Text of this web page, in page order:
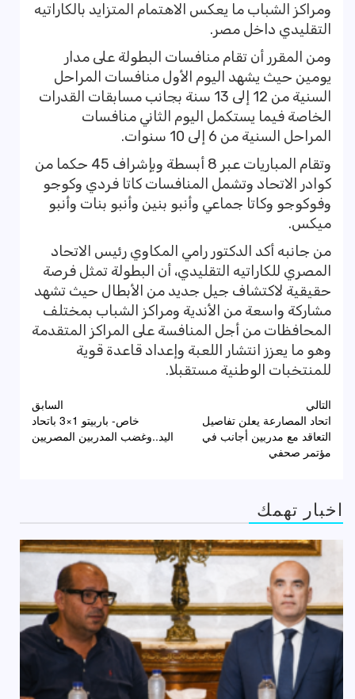
ومراكز الشباب ما يعكس الاهتمام المتزايد بالكاراتيه
التقليدي داخل مصر.
ومن المقرر أن تقام منافسات البطولة على مدار
يومين حيث يشهد اليوم الأول منافسات المراحل
السنية من 12 إلى 13 سنة بجانب مسابقات القدرات
الخاصة فيما يستكمل اليوم الثاني منافسات
المراحل السنية من 6 إلى 10 سنوات.
وتقام المباريات عبر 8 أبسطة وبإشراف 45 حكما من
كوادر الاتحاد وتشمل المنافسات كاتا فردي وكوجو
وفوكوجو وكاتا جماعي وأنبو بنين وأنبو بنات وأنبو
ميكس.
من جانبه أكد الدكتور رامي المكاوي رئيس الاتحاد
المصري للكاراتيه التقليدي، أن البطولة تمثل فرصة
حقيقية لاكتشاف جيل جديد من الأبطال حيث تشهد
مشاركة واسعة من الأندية ومراكز الشباب بمختلف
المحافظات من أجل المنافسة على المراكز المتقدمة
وهو ما يعزز انتشار اللعبة وإعداد قاعدة قوية
للمنتخبات الوطنية مستقبلا.
تصفّح
المقالات
السابق
خاص- باربيتو 1×3 باتحاد
اليد..وغضب المدربين المصريين
التالي
اتحاد المصارعة يعلن تفاصيل
التعاقد مع مدربين أجانب في
مؤتمر صحفي
اخبار تهمك